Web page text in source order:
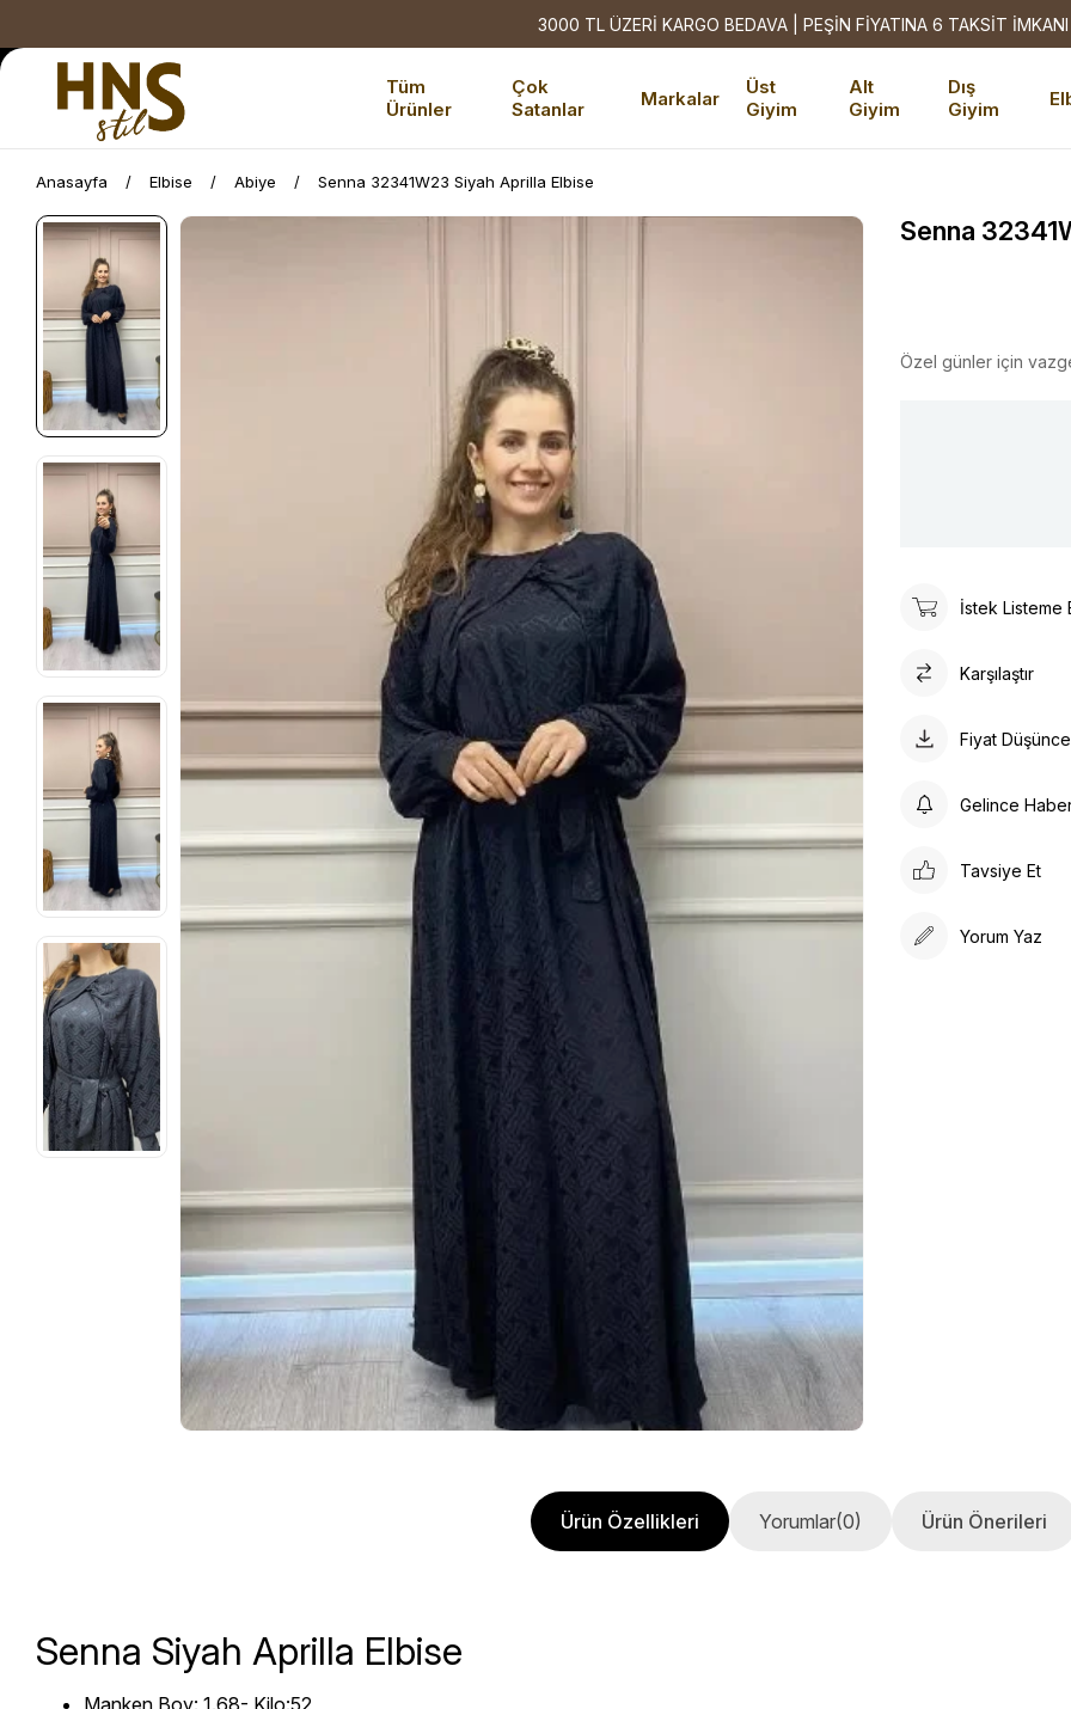
3000 TL ÜZERİ KARGO BEDAVA | PEŞİN FİYATINA 6 TAKSİT İMKANI
Tüm
Ürünler
Çok
Satanlar
Markalar
Üst
Giyim
Alt
Giyim
Dış
Giyim
Anasayfa Elbise Abiye Senna 32341W23 Siyah Aprilla Elbise
Senna
Özel günler için
İstek Listeme
Karşılaştır
Fiyat
Gelince
Tavsiye Et
Yorum Yaz
Ürün Özellikleri Yorumlar(0) Ürün Önerileri
Senna Siyah Aprilla Elbise
Manken Boy: 1.68- Kilo:52